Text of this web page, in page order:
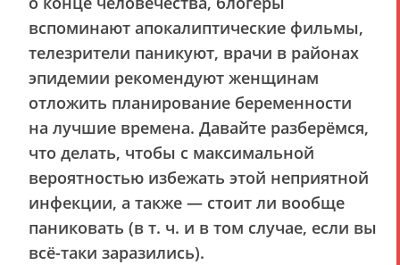
вспоминают апокалиптические фильмы,
телезрители паникуют, врачи в районах
эпидемии рекомендуют женщинам
отложить планирование беременности
на лучшие времена. Давайте разберёмся,
что делать, чтобы с максимальной
вероятностью избежать этой неприятной
инфекции, а также — стоит ли вообще
паниковать (в т. ч. и в том случае, если вы
всё-таки заразились).